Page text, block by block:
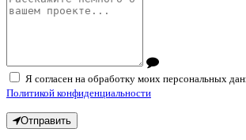
Я согласен на обработку моих персональных
Политикой конфиденциальности
Отправить